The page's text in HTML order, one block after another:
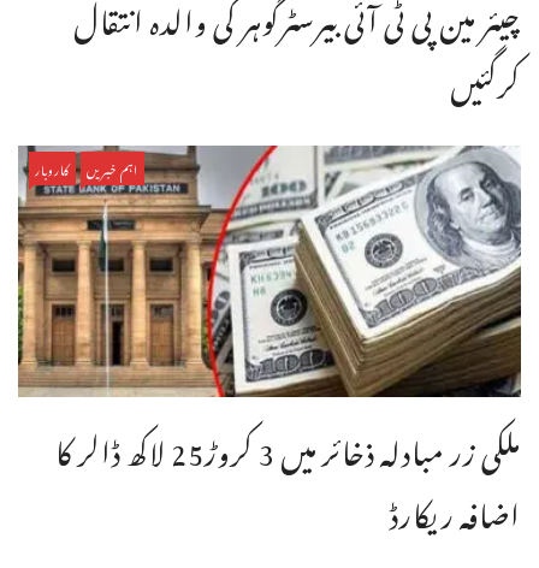
چیئر مین پی ٹی آئی بیرسٹرگوہر کی والدہ انتقال
کرگئیں
اہم خبریں کاروبار
ملکی زر مبادلہ ذخائر میں 3 کروڑ25 لاکھ ڈالر کا
اضافہ ریکارڈ